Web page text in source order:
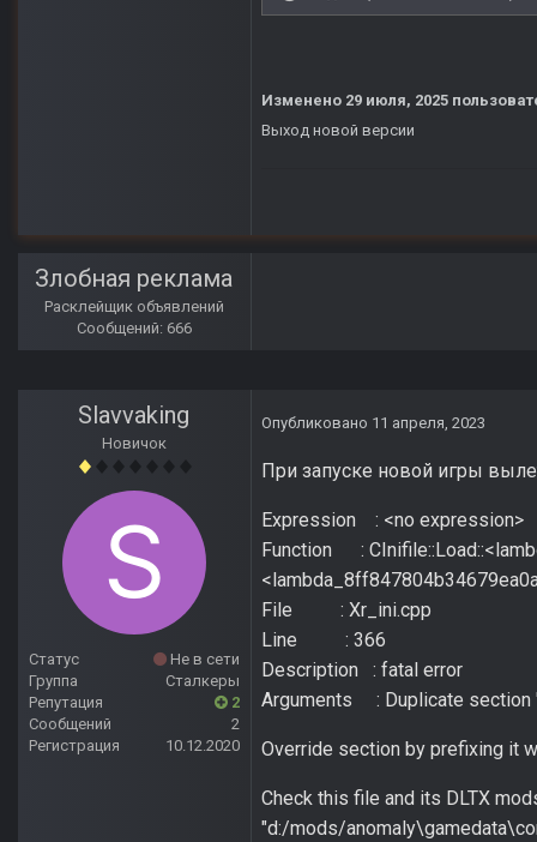
Изменено 29 июля, 2025
Выход новой версии
Злобная реклама
Расклейщик объявлений
Сообщений: 666
Slavvaking
Новичок
Статус
Не в сети
Группа
Сталкеры
Репутация
2
Сообщений
2
Регистрация
10.12.2020
Опубликовано 11 апреля, 2023
При запуске новой игры
Expression : <no expression>
Function :
File : Xr_ini.cpp
Line : 366
Description : fatal error
Arguments : Duplicate section
Override section by prefixing it
Check this file and its DLTX
"d:/mods/